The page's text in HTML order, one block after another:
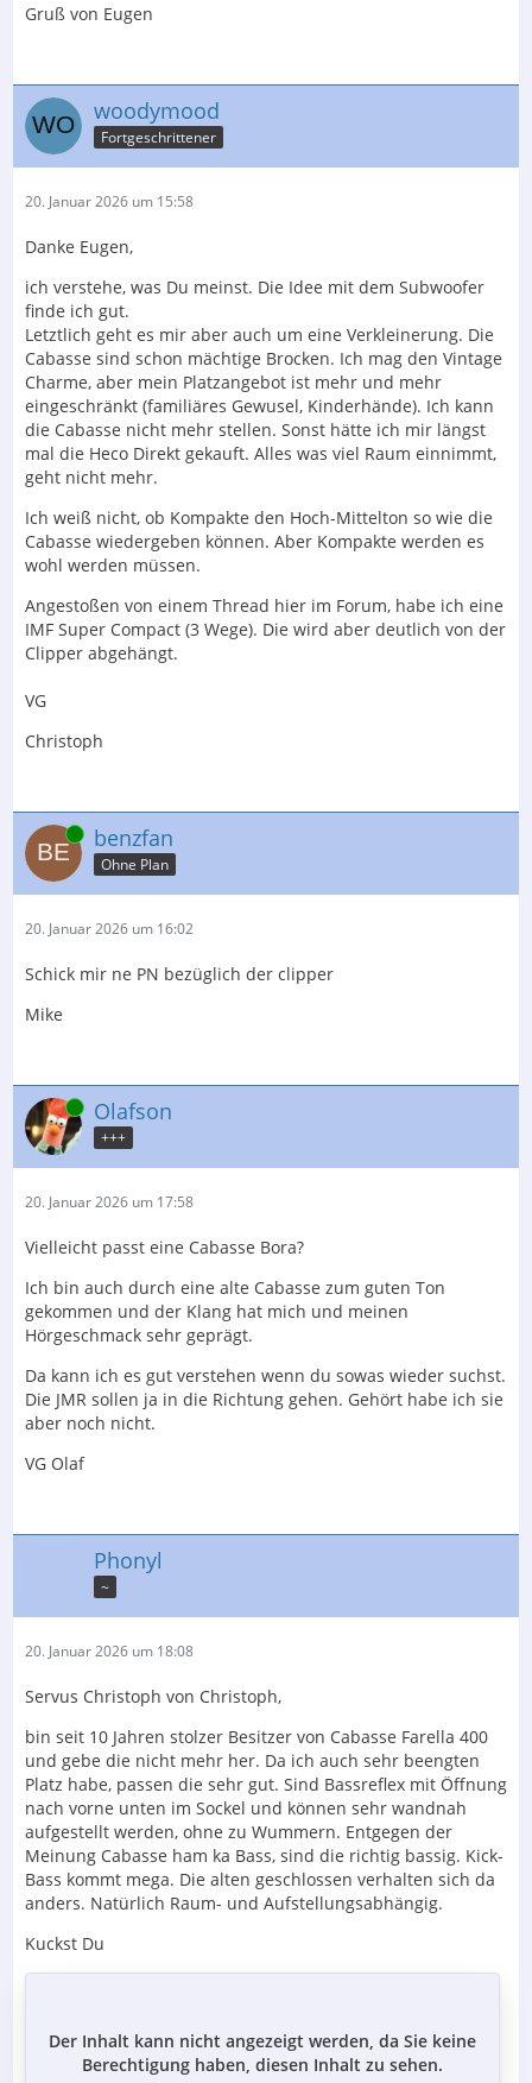
Gruß von Eugen
woodymood
Fortgeschrittener
20. Januar 2026 um 15:58
Danke Eugen,
ich verstehe, was Du meinst. Die Idee mit dem Subwoofer
finde ich gut.
Letztlich geht es mir aber auch um eine Verkleinerung. Die
Cabasse sind schon mächtige Brocken. Ich mag den Vintage
Charme, aber mein Platzangebot ist mehr und mehr
eingeschränkt (familiäres Gewusel, Kinderhände). Ich kann
die Cabasse nicht mehr stellen. Sonst hätte ich mir längst
mal die Heco Direkt gekauft. Alles was viel Raum einnimmt,
geht nicht mehr.
Ich weiß nicht, ob Kompakte den Hoch-Mittelton so wie die
Cabasse wiedergeben können. Aber Kompakte werden es
wohl werden müssen.
Angestoßen von einem Thread hier im Forum, habe ich eine
IMF Super Compact (3 Wege). Die wird aber deutlich von der
Clipper abgehängt.
VG
Christoph
Online benzfan
Ohne Plan
20. Januar 2026 um 16:02
Schick mir ne PN bezüglich der clipper
Mike
Online Olafson
+++
20. Januar 2026 um 17:58
Vielleicht passt eine Cabasse Bora?
Ich bin auch durch eine alte Cabasse zum guten Ton
gekommen und der Klang hat mich und meinen
Hörgeschmack sehr geprägt.
Da kann ich es gut verstehen wenn du sowas wieder suchst.
Die JMR sollen ja in die Richtung gehen. Gehört habe ich sie
aber noch nicht.
VG Olaf
Phonyl
~
20. Januar 2026 um 18:08
Servus Christoph von Christoph,
bin seit 10 Jahren stolzer Besitzer von Cabasse Farella 400
und gebe die nicht mehr her. Da ich auch sehr beengten
Platz habe, passen die sehr gut. Sind Bassreflex mit Öffnung
nach vorne unten im Sockel und können sehr wandnah
aufgestellt werden, ohne zu Wummern. Entgegen der
Meinung Cabasse ham ka Bass, sind die richtig bassig. Kick-
Bass kommt mega. Die alten geschlossen verhalten sich da
anders. Natürlich Raum- und Aufstellungsabhängig.
Kuckst Du
Der Inhalt kann nicht angezeigt werden, da Sie keine
Berechtigung haben, diesen Inhalt zu sehen.